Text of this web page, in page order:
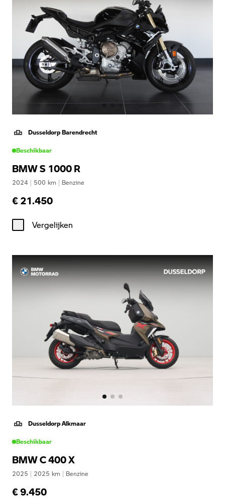
Dusseldorp Barendrecht
Beschikbaar
BMW S 1000 R
2024 | 500 km | Benzine
€ 21.450
Vergelijken
Dusseldorp Alkmaar
Beschikbaar
BMW C 400 X
2025 | 2025 km | Benzine
€ 9.450